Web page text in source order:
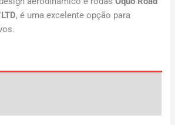
, é uma excelente opção para